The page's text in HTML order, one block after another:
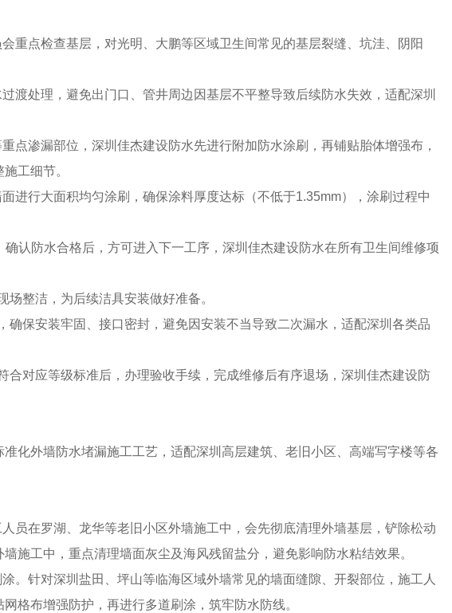
重点检查基层，对光明、大鹏等区域卫生间常见的基层裂缝、坑洼、阴阳
渡处理，避免出门口、管井周边因基层不平整导致后续防水失效，适配深圳
渗漏部位，深圳佳杰建设防水先进行附加防水涂刷，再铺贴胎体增强布，
工细节。
进行大面积均匀涂刷，确保涂料厚度达标（不低于1.35mm），涂刷过程中
认防水合格后，方可进入下一工序，深圳佳杰建设防水在所有卫生间维修项
整洁，为后续洁具安装做好准备。
保安装牢固、接口密封，避免因安装不当导致二次漏水，适配深圳各类品
对应等级标准后，办理验收手续，完成维修后有序退场，深圳佳杰建设防
化外墙防水堵漏施工工艺，适配深圳高层建筑、老旧小区、高端写字楼等各
员在罗湖、龙华等老旧小区外墙施工中，会先彻底清理外墙基层，铲除松动
施工中，重点清理墙面灰尘及海风残留盐分，避免影响防水粘结效果。
。针对深圳盐田、坪山等临海区域外墙常见的墙面缝隙、开裂部位，施工人
格布增强防护，再进行多道刷涂，筑牢防水防线。